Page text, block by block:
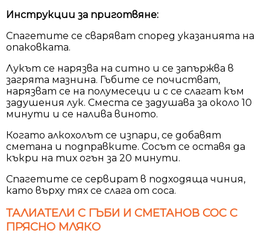
Инструкции за приготвяне:
Спагетите се сваряват според указанията на
опаковката.
Лукът се нарязва на ситно и се запържва в
загрята мазнина. Гъбите се почистват,
нарязват се на полумесеци и с се слагат към
задушения лук. Сместа се задушава за около 10
минути и се налива виното.
Когато алкохолът се изпари, се добавят
сметана и подправките. Сосът се оставя да
къкри на тих огън за 20 минути.
Спагетите се сервират в подходяща чиния,
като върху тях се слага от соса.
ТАЛИАТЕЛИ С ГЪБИ И СМЕТАНОВ СОС С
ПРЯСНО МЛЯКО